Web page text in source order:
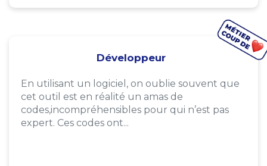
Développeur
En utilisant un logiciel, on oublie souvent que
cet outil est en réalité un amas de
codes,incompréhensibles pour qui n’est pas
expert. Ces codes ont...